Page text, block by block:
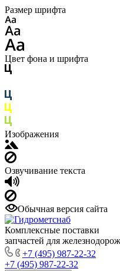
Размер шрифта
Цвет фона и шрифта
Изображения
Озвучивание текста
Обычная версия сайта
Комплексные поставки
запчастей для
+7 (495) 987-22-32
+7 (495) 987-22-32